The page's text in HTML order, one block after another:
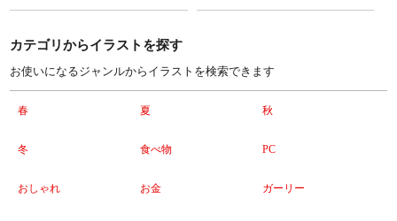
カテゴリからイラストを探す
お使いになるジャンルからイラストを検索できます
春 夏 秋
冬 食べ物 PC
おしゃれ お金 ガーリー